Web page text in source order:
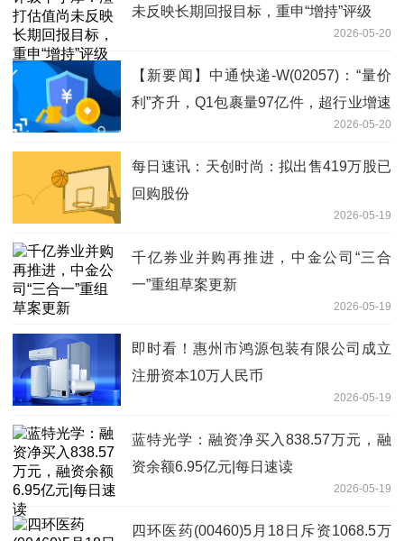
未反映长期回报目标，重申“增持”评级
2026-05-20
【新要闻】中通快递-W(02057)：“量价
利”齐升，Q1包裹量97亿件，超行业增速
2026-05-20
每日速讯：天创时尚：拟出售419万股已
回购股份
2026-05-19
千亿券业并购再推进，中金公司“三合
一”重组草案更新
2026-05-19
即时看！惠州市鸿源包装有限公司成立
注册资本10万人民币
2026-05-19
蓝特光学：融资净买入838.57万元，融
资余额6.95亿元|每日速读
2026-05-19
四环医药(00460)5月18日斥资1068.5万